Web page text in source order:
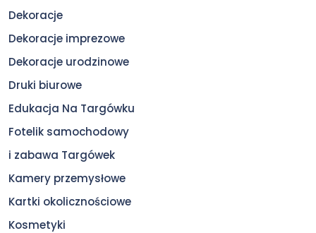
Dekoracje
Dekoracje imprezowe
Dekoracje urodzinowe
Druki biurowe
Edukacja Na Targówku
Fotelik samochodowy
i zabawa Targówek
Kamery przemysłowe
Kartki okolicznościowe
Kosmetyki